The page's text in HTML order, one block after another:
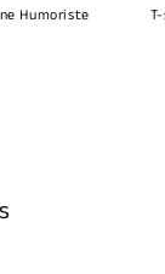
Humoriste